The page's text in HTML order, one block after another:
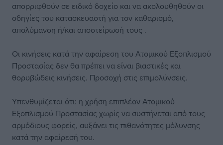
απορριφθούν σε ειδικό δοχείο και να ακολουθηθούν οι
οδηγίες του κατασκευαστή για τον καθαρισμό,
απολύμανση ή/και αποστείρωσή τους .
Οι κινήσεις κατά την αφαίρεση του Ατομικού Εξοπλισμού
Προστασίας δεν θα πρέπει να είναι βιαστικές και
θορυβώδεις κινήσεις. Προσοχή στις επιμολύνσεις.
Υπενθυμίζεται ότι: η χρήση επιπλέον Ατομικού
Εξοπλισμού Προστασίας χωρίς να συστήνεται από τους
αρμόδιους φορείς, αυξάνει τις πιθανότητες μόλυνσης
κατά την αφαίρεσή του.